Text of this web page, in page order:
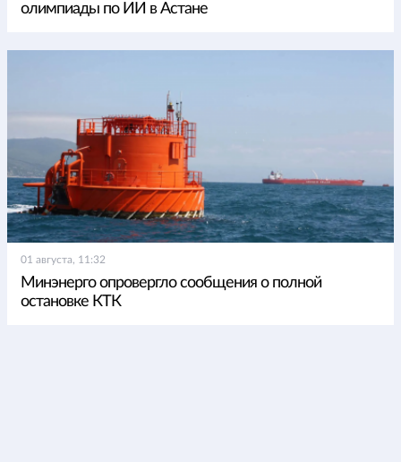
олимпиады по ИИ в Астане
01 августа, 11:32
Минэнерго опровергло сообщения о полной
остановке КТК